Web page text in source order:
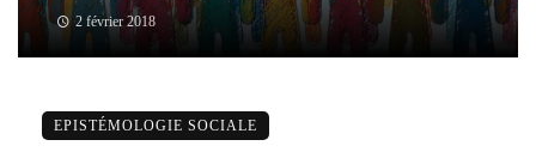
2 février 2018
EPISTÉMOLOGIE SOCIALE